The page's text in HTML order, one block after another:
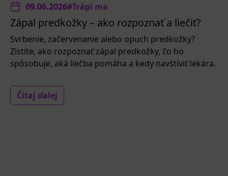
09.06.2026#Trápi ma
Zápal predkožky – ako rozpoznať a liečiť?
Svrbenie, začervenanie alebo opuch predkožky?
Zistite, ako rozpoznať zápal predkožky, čo ho
spôsobuje, aká liečba pomáha a kedy navštíviť lekára.
Čítaj ďalej